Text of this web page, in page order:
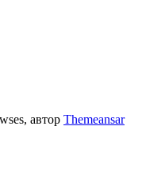
автор Themeansar